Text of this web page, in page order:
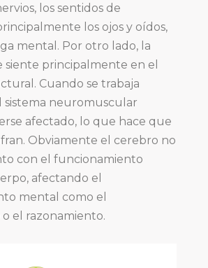
los sentidos de
los ojos y oídos,
mental. Por otro lado, la
siente principalmente en el
Cuando se trabaja
sistema neuromuscular
afectado, lo que hace que
Obviamente el cerebro no
con el funcionamiento
afectando el
mental como el
el razonamiento.